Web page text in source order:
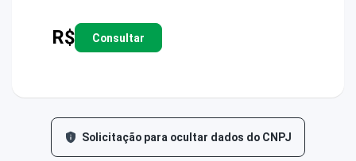
R$ Consultar
Solicitação para ocultar dados do CNPJ